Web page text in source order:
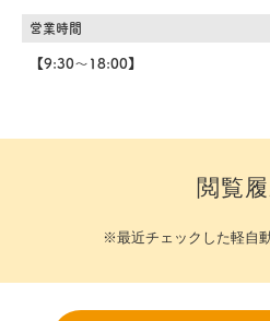
営業時間
【9:30～18:00】
閲覧
※最近チェックした軽自